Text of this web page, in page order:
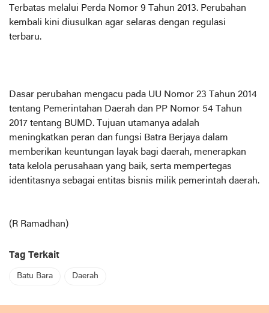
Terbatas melalui Perda Nomor 9 Tahun 2013. Perubahan
kembali kini diusulkan agar selaras dengan regulasi
terbaru.
Dasar perubahan mengacu pada UU Nomor 23 Tahun 2014
tentang Pemerintahan Daerah dan PP Nomor 54 Tahun
2017 tentang BUMD. Tujuan utamanya adalah
meningkatkan peran dan fungsi Batra Berjaya dalam
memberikan keuntungan layak bagi daerah, menerapkan
tata kelola perusahaan yang baik, serta mempertegas
identitasnya sebagai entitas bisnis milik pemerintah daerah.
(R Ramadhan)
Tag Terkait
Batu Bara Daerah